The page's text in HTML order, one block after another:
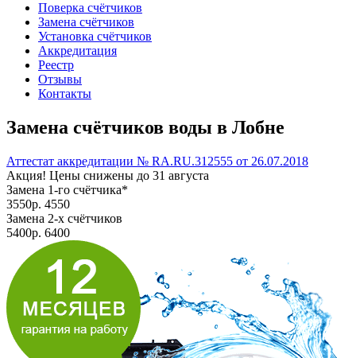
Поверка счётчиков
Замена счётчиков
Установка счётчиков
Аккредитация
Реестр
Отзывы
Контакты
Замена счётчиков воды в Лобне
Аттестат аккредитации № RA.RU.312555 от 26.07.2018
Акция! Цены снижены до 31 августа
Замена 1-го счётчика*
3550р. 4550
Замена 2-х счётчиков
5400р. 6400